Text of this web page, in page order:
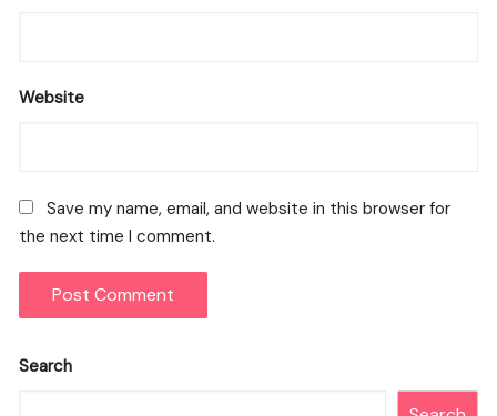
Website
Save my name, email, and website in this browser for
the next time I comment.
Search